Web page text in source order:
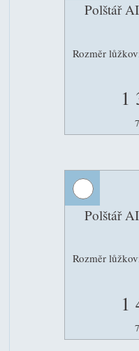
Polštář
Rozměr
1
Polštář
Rozměr
1